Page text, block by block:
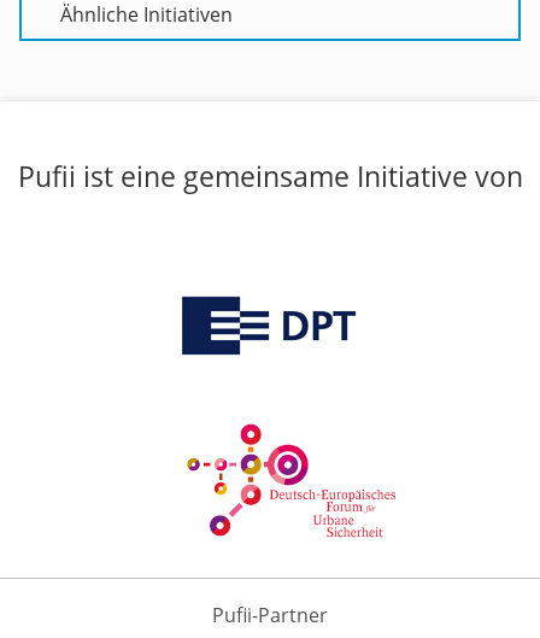
Ähnliche Initiativen
Pufii ist eine gemeinsame Initiative von
Pufii-Partner